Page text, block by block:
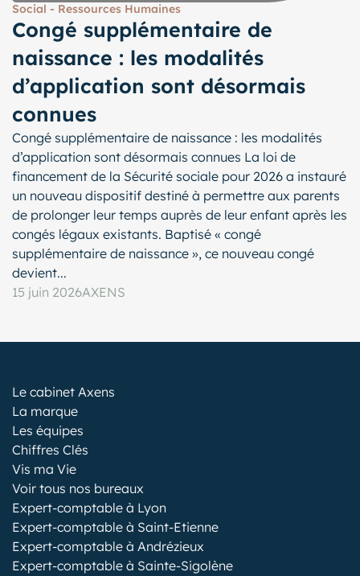
Social - Ressources Humaines
Congé supplémentaire de
naissance : les modalités
d’application sont désormais
connues
Congé supplémentaire de naissance : les modalités
d’application sont désormais connues La loi de
financement de la Sécurité sociale pour 2026 a instauré
un nouveau dispositif destiné à permettre aux parents
de prolonger leur temps auprès de leur enfant après les
congés légaux existants. Baptisé « congé
supplémentaire de naissance », ce nouveau congé
devient...
15 juin 2026AXENS
Le cabinet Axens
La marque
Les équipes
Chiffres Clés
Vis ma Vie
Voir tous nos bureaux
Expert-comptable à Lyon
Expert-comptable à Saint-Etienne
Expert-comptable à Andrézieux
Expert-comptable à Sainte-Sigolène